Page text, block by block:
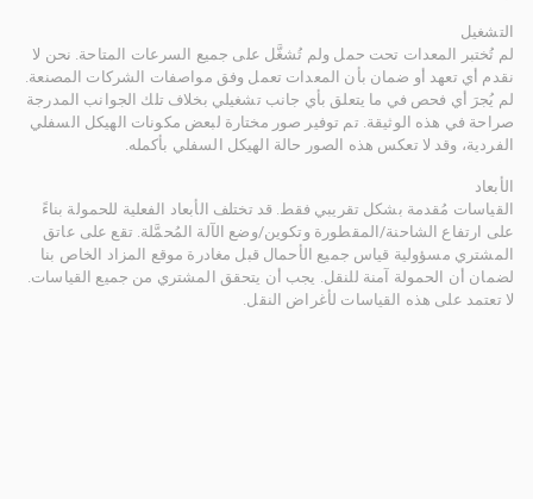
التشغيل
لم تُختبر المعدات تحت حمل ولم تُشغَّل على جميع السرعات المتاحة. نحن لا
نقدم أي تعهد أو ضمان بأن المعدات تعمل وفق مواصفات الشركات المصنعة.
لم يُجرَ أي فحص في ما يتعلق بأي جانب تشغيلي بخلاف تلك الجوانب المدرجة
صراحة في هذه الوثيقة. تم توفير صور مختارة لبعض مكونات الهيكل السفلي
الفردية، وقد لا تعكس هذه الصور حالة الهيكل السفلي بأكمله.
الأبعاد
القياسات مُقدمة بشكل تقريبي فقط. قد تختلف الأبعاد الفعلية للحمولة بناءً
على ارتفاع الشاحنة/المقطورة وتكوين/وضع الآلة المُحمَّلة. تقع على عاتق
المشتري مسؤولية قياس جميع الأحمال قبل مغادرة موقع المزاد الخاص بنا
لضمان أن الحمولة آمنة للنقل. يجب أن يتحقق المشتري من جميع القياسات.
لا تعتمد على هذه القياسات لأغراض النقل.